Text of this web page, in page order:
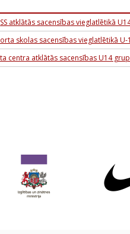
atklātās sacensības vieglatlētikā
skolas sacensības vieglatlētikā
centra atklātās sacensības U14